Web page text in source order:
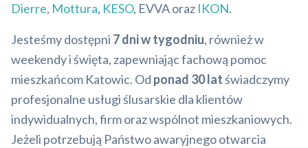
Dierre, Mottura, KESO, EVVA oraz IKON.
Jesteśmy dostępni 7 dni w tygodniu, również w
weekendy i święta, zapewniając fachową pomoc
mieszkańcom Katowic. Od ponad 30 latświadczymy
profesjonalne usługi ślusarskie dla klientów
indywidualnych, firm oraz wspólnot mieszkaniowych.
Jeżeli potrzebują Państwo awaryjnego otwarcia